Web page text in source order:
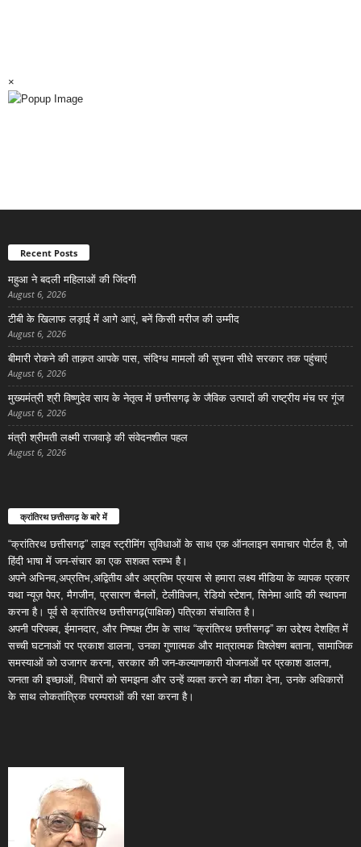
×
Recent Posts
महुआ ने बदली महिलाओं की जिंदगी
August 6, 2026
टीबी के खिलाफ लड़ाई में आगे आएं, बनें किसी मरीज की उम्मीद
August 6, 2026
बीमारी रोकने की ताक़त आपके पास, संदिग्ध मामलों की सूचना सीधे सरकार तक पहुंचाएं
August 6, 2026
मुख्यमंत्री श्री विष्णुदेव साय के नेतृत्व में छत्तीसगढ़ के जैविक उत्पादों की राष्ट्रीय मंच पर गूंज
August 6, 2026
मंत्री श्रीमती लक्ष्मी राजवाड़े की संवेदनशील पहल
August 6, 2026
क्रांतिरथ छत्तीसगढ़ के बारे में
“क्रांतिरथ छत्तीसगढ़” लाइव स्ट्रीमिंग सुविधाओं के साथ एक ऑनलाइन समाचार पोर्टल है, जो
हिंदी भाषा में जन-संचार का एक सशक्त स्तम्भ है।
अपने अभिनव,अप्रतिभ,अद्वितीय और अप्रतिम प्रयास से हमारा लक्ष्य मीडिया के व्यापक प्रकार
यथा न्यूज़ पेपर, मैगजीन, प्रसारण चैनलों, टेलीविजन, रेडियो स्टेशन, सिनेमा आदि की स्थापना
करना है। पूर्व से क्रांतिरथ छत्तीसगढ़(पाक्षिक) पत्रिका संचालित है।
अपनी परिपक्व, ईमानदार, और निष्पक्ष टीम के साथ “क्रांतिरथ छत्तीसगढ़” का उद्देश्य देशहित में
सच्ची घटनाओं पर प्रकाश डालना, उनका गुणात्मक और मात्रात्मक विश्लेषण बताना, सामाजिक
समस्याओं को उजागर करना, सरकार की जन-कल्याणकारी योजनाओं पर प्रकाश डालना,
जनता की इच्छाओं, विचारों को समझना और उन्हें व्यक्त करने का मौका देना, उनके अधिकारों
के साथ लोकतांत्रिक परम्पराओं की रक्षा करना है।